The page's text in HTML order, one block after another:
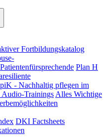
Fortbildungskatalog
Patientenfürsprechende Plan H
- Nachhaltig pflegen im
Trainings Alles Wichtige
DKI Factsheets